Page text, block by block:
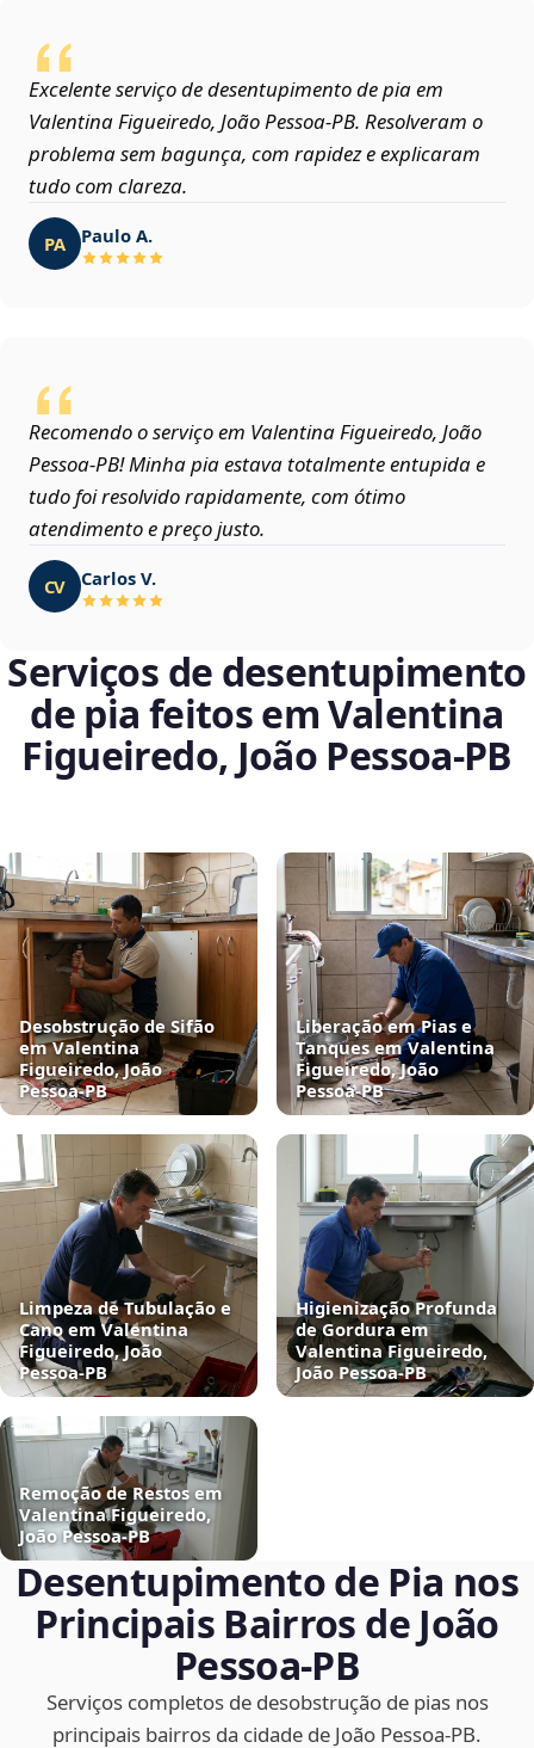
Excelente serviço de desentupimento de pia em
Valentina Figueiredo, João Pessoa‑PB. Resolveram o
problema sem bagunça, com rapidez e explicaram
tudo com clareza.
PA Paulo A.
Recomendo o serviço em Valentina Figueiredo, João
Pessoa‑PB! Minha pia estava totalmente entupida e
tudo foi resolvido rapidamente, com ótimo
atendimento e preço justo.
CV Carlos V.
Serviços de desentupimento
de pia feitos em Valentina
Figueiredo, João Pessoa‑PB
Desobstrução de Sifão
em Valentina
Figueiredo, João
Pessoa‑PB
Liberação em Pias e
Tanques em Valentina
Figueiredo, João
Pessoa‑PB
Limpeza de Tubulação e
Cano em Valentina
Figueiredo, João
Pessoa‑PB
Higienização Profunda
de Gordura em
Valentina Figueiredo,
João Pessoa‑PB
Remoção de Restos em
Valentina Figueiredo,
João Pessoa‑PB
Desentupimento de Pia nos
Principais Bairros de João
Pessoa‑PB
Serviços completos de desobstrução de pias nos
principais bairros da cidade de João Pessoa‑PB.